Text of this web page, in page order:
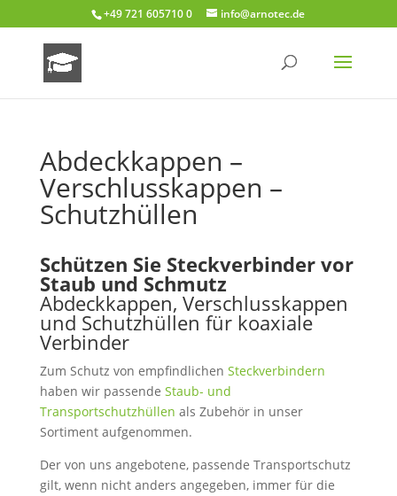
+49 721 605710 0 info@arnotec.de
Abdeckkappen –
Verschlusskappen –
Schutzhüllen
Schützen Sie Steckverbinder vor
Staub und Schmutz
Abdeckkappen, Verschlusskappen
und Schutzhüllen für koaxiale
Verbinder
Zum Schutz von empfindlichen Steckverbindern
haben wir passende Staub- und
Transportschutzhüllen als Zubehör in unser
Sortiment aufgenommen.
Der von uns angebotene, passende Transportschutz
gilt, wenn nicht anders angegeben, immer für die